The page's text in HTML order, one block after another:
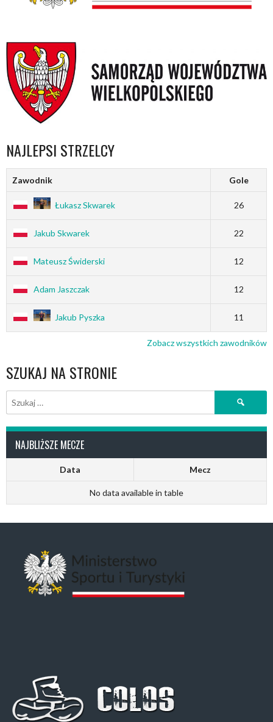
NAJLEPSI STRZELCY
Zawodnik Gole
Łukasz Skwarek 26
Jakub Skwarek 22
Mateusz Świderski 12
Adam Jaszczak 12
Jakub Pyszka 11
Zobacz wszystkich zawodników
SZUKAJ NA STRONIE
Szukaj:
NAJBLIŻSZE MECZE
Data Mecz
No data available in table